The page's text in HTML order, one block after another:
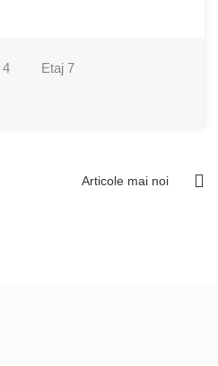
4 Etaj 7
Articole mai noi